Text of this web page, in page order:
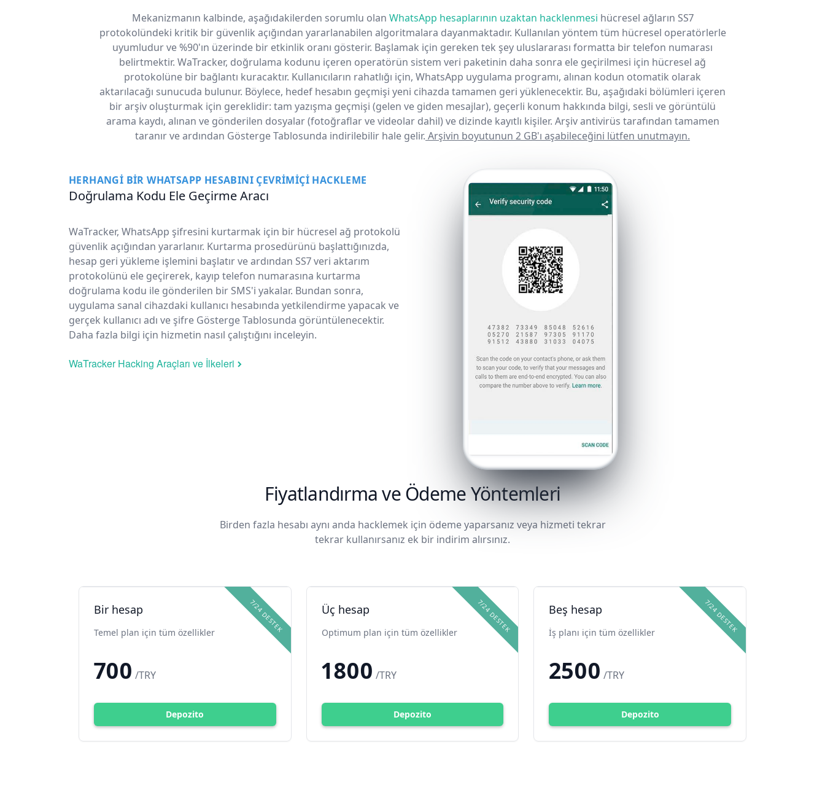
Mekanizmanın kalbinde, aşağıdakilerden sorumlu olan WhatsApp hesaplarının uzaktan hacklenmesi hücresel ağların SS7
protokolündeki kritik bir güvenlik açığından yararlanabilen algoritmalara dayanmaktadır. Kullanılan yöntem tüm hücresel operatörlerle
uyumludur ve %90'ın üzerinde bir etkinlik oranı gösterir. Başlamak için gereken tek şey uluslararası formatta bir telefon numarası
belirtmektir. WaTracker, doğrulama kodunu içeren operatörün sistem veri paketinin daha sonra ele geçirilmesi için hücresel ağ
protokolüne bir bağlantı kuracaktır. Kullanıcıların rahatlığı için, WhatsApp uygulama programı, alınan kodun otomatik olarak
aktarılacağı sunucuda bulunur. Böylece, hedef hesabın geçmişi yeni cihazda tamamen geri yüklenecektir. Bu, aşağıdaki bölümleri içeren
bir arşiv oluşturmak için gereklidir: tam yazışma geçmişi (gelen ve giden mesajlar), geçerli konum hakkında bilgi, sesli ve görüntülü
arama kaydı, alınan ve gönderilen dosyalar (fotoğraflar ve videolar dahil) ve dizinde kayıtlı kişiler. Arşiv antivirüs tarafından tamamen
taranır ve ardından Gösterge Tablosunda indirilebilir hale gelir. Arşivin boyutunun 2 GB'ı aşabileceğini lütfen unutmayın.
HERHANGI BIR WHATSAPP HESABINI ÇEVRIMIÇI HACKLEME
Doğrulama Kodu Ele Geçirme Aracı
WaTracker, WhatsApp şifresini kurtarmak için bir hücresel ağ protokolü
güvenlik açığından yararlanır. Kurtarma prosedürünü başlattığınızda,
hesap geri yükleme işlemini başlatır ve ardından SS7 veri aktarım
protokolünü ele geçirerek, kayıp telefon numarasına kurtarma
doğrulama kodu ile gönderilen bir SMS'i yakalar. Bundan sonra,
uygulama sanal cihazdaki kullanıcı hesabında yetkilendirme yapacak ve
gerçek kullanıcı adı ve şifre Gösterge Tablosunda görüntülenecektir.
Daha fazla bilgi için hizmetin nasıl çalıştığını inceleyin.
WaTracker Hacking Araçları ve İlkeleri
Fiyatlandırma ve Ödeme Yöntemleri
Birden fazla hesabı aynı anda hacklemek için ödeme yaparsanız veya hizmeti tekrar
tekrar kullanırsanız ek bir indirim alırsınız.
7/24 DESTEK
Bir hesap
Temel plan için tüm özellikler
700 /TRY
Depozito
7/24 DESTEK
Üç hesap
Optimum plan için tüm özellikler
1800 /TRY
Depozito
7/24 DESTEK
Beş hesap
İş planı için tüm özellikler
2500 /TRY
Depozito